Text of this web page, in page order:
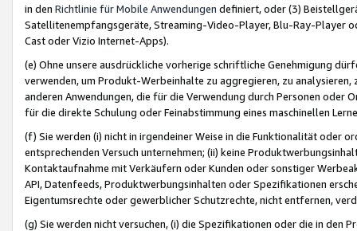
in den Richtlinie für Mobile Anwendungen definiert, oder (3)
Satellitenempfangsgeräte, Streaming-Video-Player, Blu-Ray-Player
Cast oder Vizio Internet-Apps).
(e) Ohne unsere ausdrückliche vorherige schriftliche Genehmigung
verwenden, um Produkt-Werbeinhalte zu aggregieren, zu
anderen Anwendungen, die für die Verwendung durch Personen
für die direkte Schulung oder Feinabstimmung eines maschinellen
(f) Sie werden (i) nicht in irgendeiner Weise in die Funktionalität oder
entsprechenden Versuch unternehmen; (ii) keine
Kontaktaufnahme mit Verkäufern oder Kunden oder sonstiger
API, Datenfeeds, Produktwerbungsinhalten oder Spezifikationen
Eigentumsrechte oder gewerblicher Schutzrechte, nicht entfernen,
(g) Sie werden nicht versuchen, (i) die Spezifikationen oder die in